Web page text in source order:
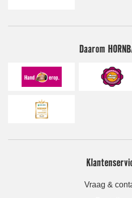
Daarom
Vraag &